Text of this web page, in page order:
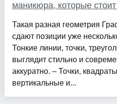
маникюра, которые
Такая разная геометрия
сдают позиции уже
Тонкие линии, точки,
выглядит стильно и
аккуратно. – Точки,
вертикальные и...